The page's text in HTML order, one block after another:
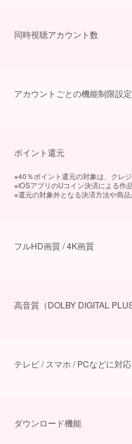
同時視聴アカウント数
アカウントごとの機能制限設定
ポイント還元
※40％ポイント還元の対象は、クレ
※iOSアプリのUコイン決済による作
※還元の対象外となる決済方法や商
フルHD画質 / 4K画質
⾼⾳質（DOLBY DIGITAL PLUS
テレビ / スマホ / PCなどに対応
ダウンロード機能